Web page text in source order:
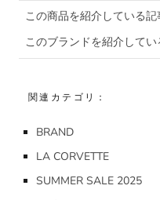
この商品を紹介している
このブランドを紹介して
関連カテゴリ：
BRAND
LA CORVETTE
SUMMER SALE 2025